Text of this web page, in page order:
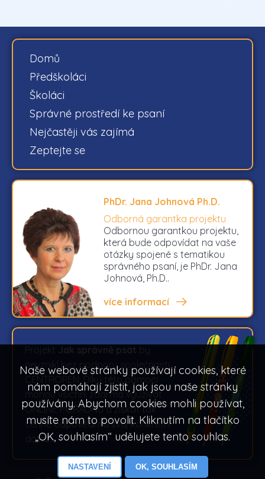
Domů
Předškoláci
Školáci
Správné prostředí ke psaní
Nejčastěji vás zajímá
Zeptejte se
PhDr. Jana Johnová Ph.D.
Odborná garantka projektu
Odbornou garantkou projektu,
která bude odpovídat na vaše
otázky spojené s tematikou
správného psaní, je PhDr. Jana
Johnová, Ph.D..
více informací
nevznikl bez podpory společnosti
CENTROPEN. Díky této pomoci
mohou všichni zdarma využívat
ONLINE PORADNU a získat tak
cenné odpovědi na svůj konkrétní
dotaz.
Naše webové stránky používají cookies, které
nám pomáhají zjistit, jak jsou naše stránky
používány. Abychom cookies mohli používat,
musíte nám to povolit. Kliknutím na tlačítko
„OK, souhlasím“ udělujete tento souhlas.
NASTAVENÍ OK, SOUHLASÍM